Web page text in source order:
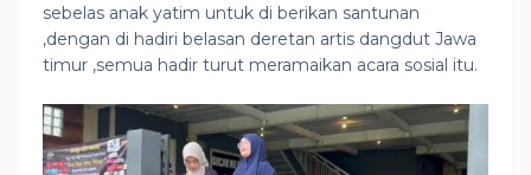
sebelas anak yatim untuk di berikan santunan
,dengan di hadiri belasan deretan artis dangdut Jawa
timur ,semua hadir turut meramaikan acara sosial itu.